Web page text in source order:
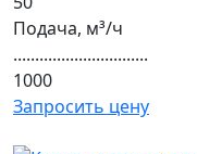
Подача, м³/ч
...............................
1000
Запросить цену